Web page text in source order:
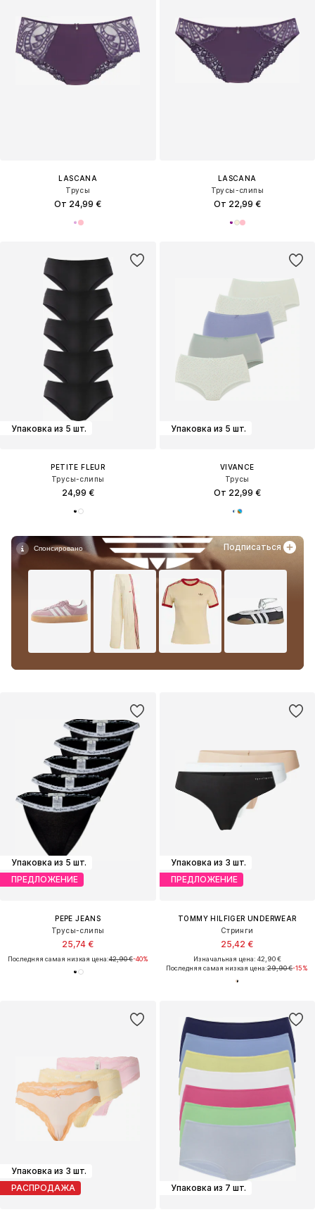
LASCANA
Трусы
От 24,99 €
LASCANA
Трусы-слипы
От 22,99 €
Упаковка из 5 шт.
PETITE FLEUR
Трусы-слипы
24,99 €
Подписаться
Упаковка из 5 шт.
VIVANCE
Трусы
От 22,99 €
Упаковка из 5 шт.
ПРЕДЛОЖЕНИЕ
PEPE JEANS
Трусы-слипы
25,74 €
Последняя самая низкая цена:42,90 €-40%
Упаковка из 3 шт.
ПРЕДЛОЖЕНИЕ
TOMMY HILFIGER UNDERWEAR
Стринги
25,42 €
Изначальная цена: 42,90 €
Последняя самая низкая цена:29,90 €-15%
Упаковка из 3 шт.
РАСПРОДАЖА
Упаковка из 7 шт.